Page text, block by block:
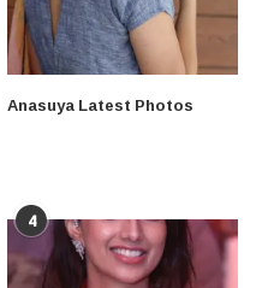
Anasuya Latest Photos
4